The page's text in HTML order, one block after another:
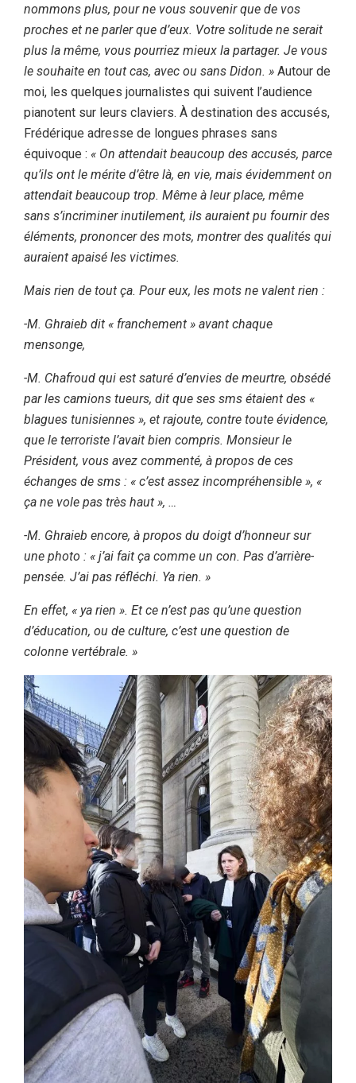
nommons plus, pour ne vous souvenir que de vos
proches et ne parler que d’eux. Votre solitude ne serait
plus la même, vous pourriez mieux la partager. Je vous
le souhaite en tout cas, avec ou sans Didon. » Autour de
moi, les quelques journalistes qui suivent l’audience
pianotent sur leurs claviers. À destination des accusés,
Frédérique adresse de longues phrases sans
équivoque : « On attendait beaucoup des accusés, parce
qu’ils ont le mérite d’être là, en vie, mais évidemment on
attendait beaucoup trop. Même à leur place, même
sans s’incriminer inutilement, ils auraient pu fournir des
éléments, prononcer des mots, montrer des qualités qui
auraient apaisé les victimes.
Mais rien de tout ça. Pour eux, les mots ne valent rien :
-M. Ghraieb dit « franchement » avant chaque
mensonge,
-M. Chafroud qui est saturé d’envies de meurtre, obsédé
par les camions tueurs, dit que ses sms étaient des «
blagues tunisiennes », et rajoute, contre toute évidence,
que le terroriste l’avait bien compris. Monsieur le
Président, vous avez commenté, à propos de ces
échanges de sms : « c’est assez incompréhensible », «
ça ne vole pas très haut », …
-M. Ghraieb encore, à propos du doigt d’honneur sur
une photo : « j’ai fait ça comme un con. Pas d’arrière-
pensée. J’ai pas réfléchi. Ya rien. »
En effet, « ya rien ». Et ce n’est pas qu’une question
d’éducation, ou de culture, c’est une question de
colonne vertébrale. »